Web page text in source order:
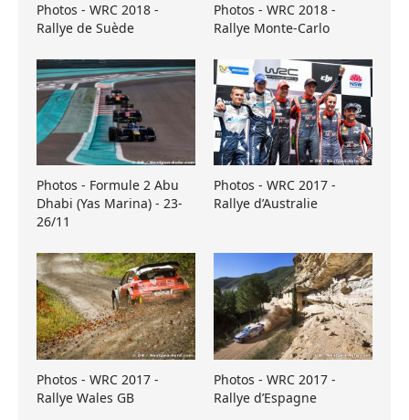
Photos - WRC 2018 -
Rallye de Suède
Photos - WRC 2018 -
Rallye Monte-Carlo
Photos - Formule 2 Abu
Dhabi (Yas Marina) - 23-
26/11
Photos - WRC 2017 -
Rallye d’Australie
Photos - WRC 2017 -
Rallye Wales GB
Photos - WRC 2017 -
Rallye d’Espagne